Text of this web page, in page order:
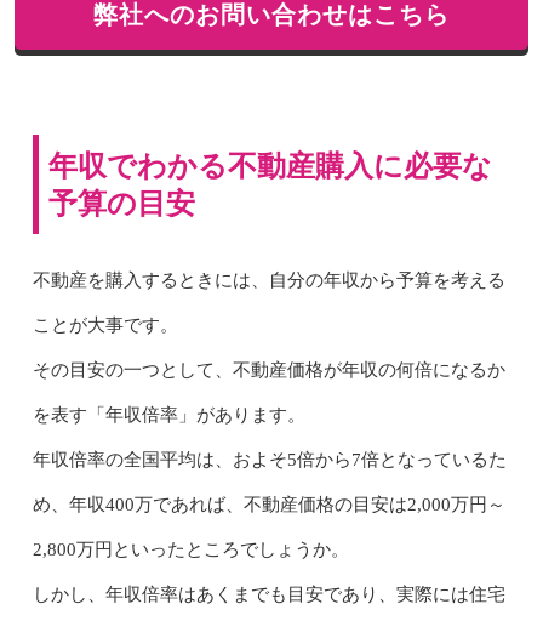
弊社へのお問い合わせはこちら
年収でわかる不動産購入に必要な
予算の目安
不動産を購入するときには、自分の年収から予算を考える
ことが大事です。
その目安の一つとして、不動産価格が年収の何倍になるか
を表す「年収倍率」があります。
年収倍率の全国平均は、およそ5倍から7倍となっているた
め、年収400万であれば、不動産価格の目安は2,000万円～
2,800万円といったところでしょうか。
しかし、年収倍率はあくまでも目安であり、実際には住宅